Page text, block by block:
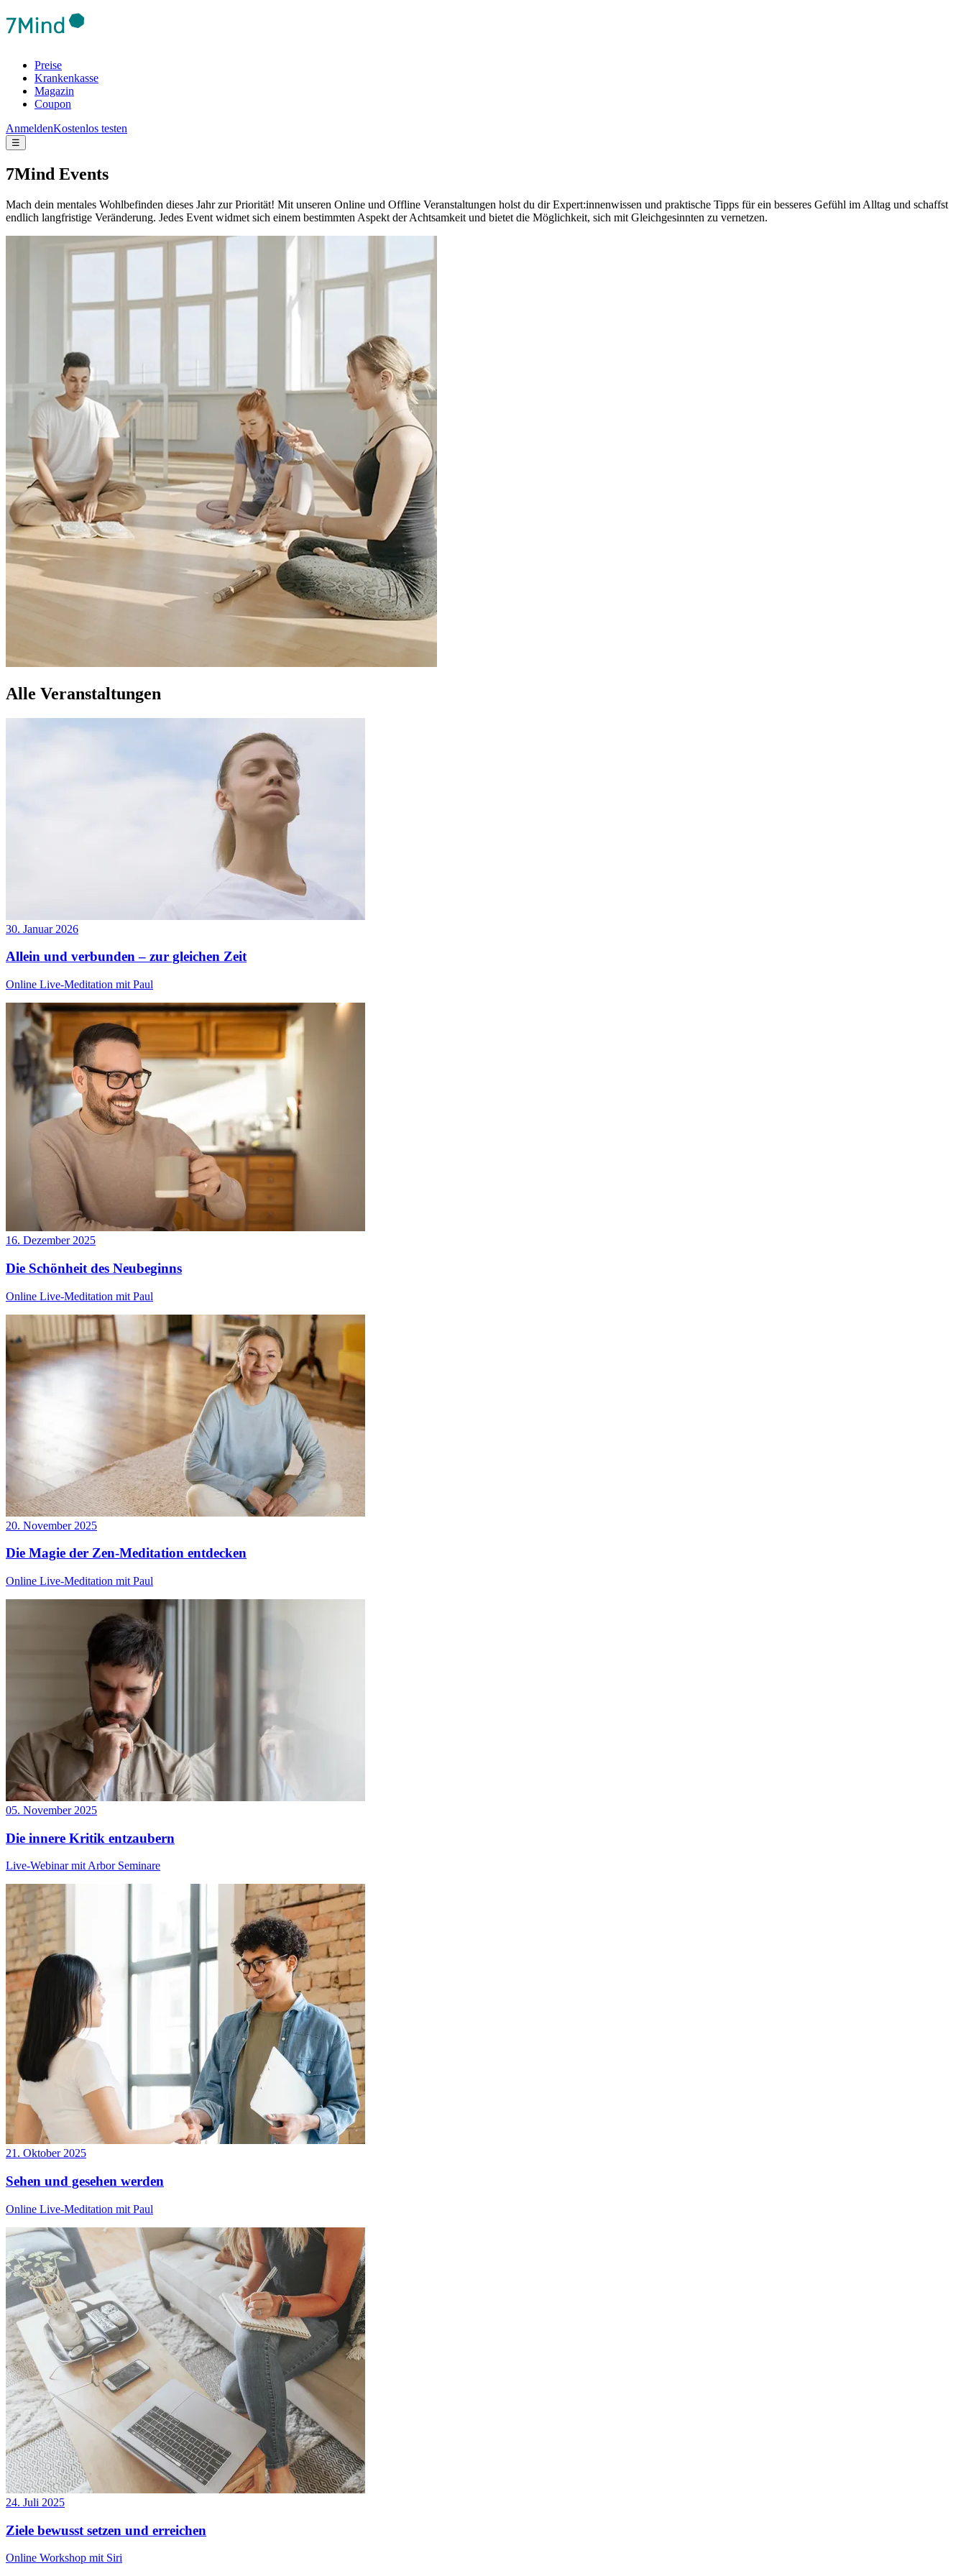
Preise
Krankenkasse
Magazin
Coupon
AnmeldenKostenlos testen
☰
7Mind Events
Mach dein mentales Wohlbefinden dieses Jahr zur Priorität! Mit unseren Online und Offline Veranstaltungen holst du dir Expert:innenwissen und praktische Tipps für ein besseres Gefühl im Alltag und schaffst
endlich langfristige Veränderung. Jedes Event widmet sich einem bestimmten Aspekt der Achtsamkeit und bietet die Möglichkeit, sich mit Gleichgesinnten zu vernetzen.
Alle Veranstaltungen
30. Januar 2026
Allein und verbunden – zur gleichen Zeit
Online Live-Meditation mit Paul
16. Dezember 2025
Die Schönheit des Neubeginns
Online Live-Meditation mit Paul
20. November 2025
Die Magie der Zen-Meditation entdecken
Online Live-Meditation mit Paul
05. November 2025
Die innere Kritik entzaubern
Live-Webinar mit Arbor Seminare
21. Oktober 2025
Sehen und gesehen werden
Online Live-Meditation mit Paul
24. Juli 2025
Ziele bewusst setzen und erreichen
Online Workshop mit Siri